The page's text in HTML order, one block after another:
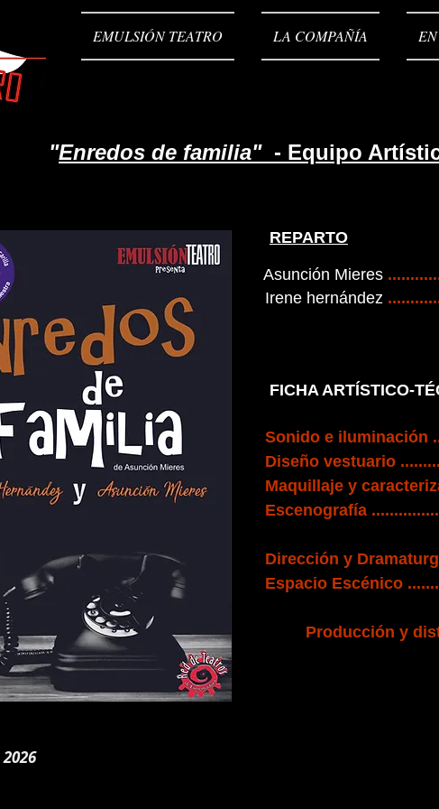
EMULSIÓN TEATRO LA COMPAÑÍA
"Enredos de familia"- Equipo
REPARTO
Asunción Mieres
Irene hernández
FICHA ARTÍSTICO-
Sonido e iluminación
Diseño vestuario
Maquillaje y
Escenografía
Dirección y
Espacio Escénico
Producción y
2026